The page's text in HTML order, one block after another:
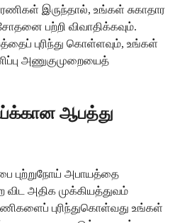
இருந்தால், உங்கள் சுகாதார
பற்றி விவாதிக்கவும்.
புரிந்து கொள்ளவும், உங்கள்
அணுகுமுறையைத்
ஆபத்து
புற்றுநோய் அபாயத்தை
விட அதிக முக்கியத்துவம்
புரிந்துகொள்வது உங்கள்